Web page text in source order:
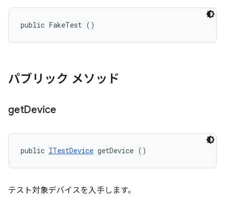
public FakeTest ()
パブリック メソッド
getDevice
public ITestDevice getDevice ()
テスト対象デバイスを入手します。